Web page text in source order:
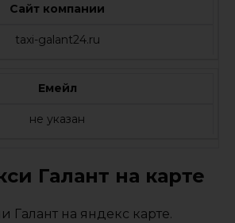
Сайт компании
taxi-galant24.ru
Емейл
не указан
Галант на карте
Галант на яндекс карте.